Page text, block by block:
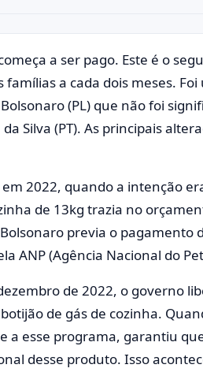
a ser pago. Este é o
a cada dois meses.
(PL) que não foi
Silva (PT). As principais
2022, quando a intenção
de 13kg trazia no
previa o pagamento
ANP (Agência Nacional do
de 2022, o governo
de gás de cozinha.
a esse programa, garantiu
desse produto. Isso